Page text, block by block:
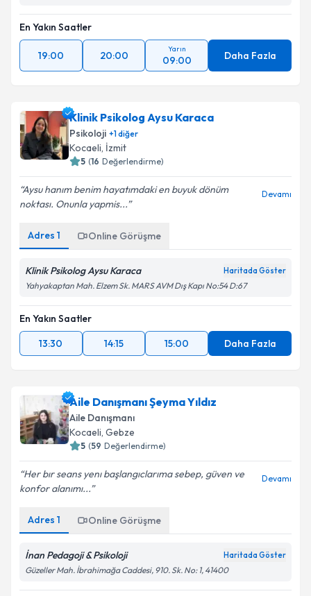
En Yakın Saatler
19:00 20:00
Yarın
09:00 Daha Fazla
Klinik Psikolog Aysu Karaca
Psikoloji +1diğer
Kocaeli, İzmit
5 (16 Değerlendirme)
Aysu hanım benim hayatımdaki en buyuk dönüm
noktası. Onunla yapmis...
Devamı
Adres 1 Online Görüşme
Klinik Psikolog Aysu Karaca Haritada Göster
Yahyakaptan Mah. Elzem Sk. MARS AVM Dış Kapı No:54 D:67
En Yakın Saatler
13:30
14:15 15:00 Daha Fazla
Aile Danışmanı Şeyma Yıldız
Aile Danışmanı
Kocaeli, Gebze
5 (59 Değerlendirme)
Her bır seans yenı başlangıclarıma sebep, güven ve
konfor alanımı...
Devamı
Adres 1 Online Görüşme
İnan Pedagoji & Psikoloji Haritada Göster
Güzeller Mah. İbrahimağa Caddesi, 910. Sk. No: 1, 41400